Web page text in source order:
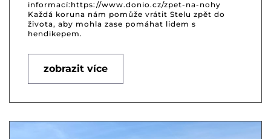
informací:https://www.donio.cz/zpet-na-nohy
Každá koruna nám pomůže vrátit Stelu zpět do
života, aby mohla zase pomáhat lidem s
hendikepem.
zobrazit více